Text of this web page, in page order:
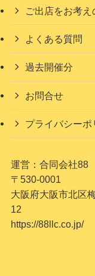
ご出店をお考え
よくある質問
過去開催分
お問合せ
プライバシーポ
運営：合同会社88
〒530-0001
大阪府大阪市北区
12
https://88llc.co.jp/